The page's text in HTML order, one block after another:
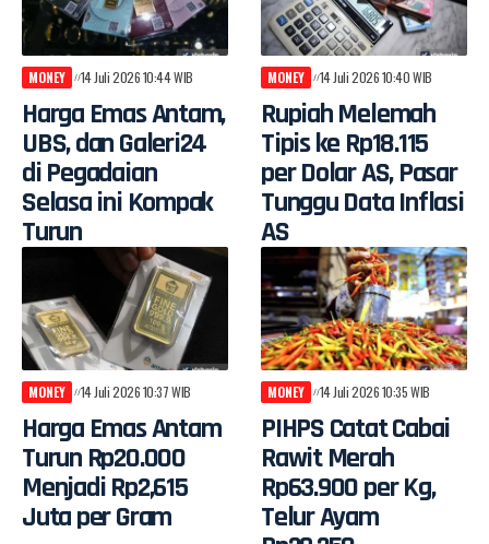
MONEY 14 Juli 2026 10:44 WIB
Harga Emas Antam,
UBS, dan Galeri24
di Pegadaian
Selasa ini Kompak
Turun
MONEY 14 Juli 2026 10:40 WIB
Rupiah Melemah
Tipis ke Rp18.115
per Dolar AS, Pasar
Tunggu Data Inflasi
AS
MONEY 14 Juli 2026 10:37 WIB
Harga Emas Antam
Turun Rp20.000
Menjadi Rp2,615
Juta per Gram
MONEY 14 Juli 2026 10:35 WIB
PIHPS Catat Cabai
Rawit Merah
Rp63.900 per Kg,
Telur Ayam